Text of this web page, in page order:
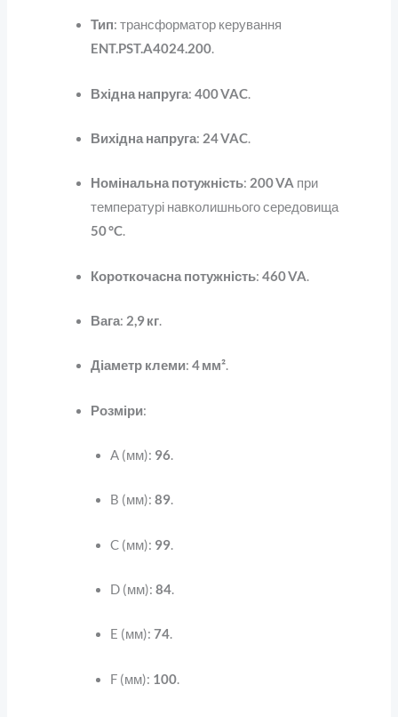
Тип: трансформатор керування
ENT.PST.A4024.200.
Вхідна напруга: 400 VAC.
Вихідна напруга: 24 VAC.
Номінальна потужність: 200 VA при
температурі навколишнього середовища
50 °C.
Короткочасна потужність: 460 VA.
Вага: 2,9 кг.
Діаметр клеми: 4 мм².
Розміри:
A (мм): 96.
B (мм): 89.
C (мм): 99.
D (мм): 84.
E (мм): 74.
F (мм): 100.